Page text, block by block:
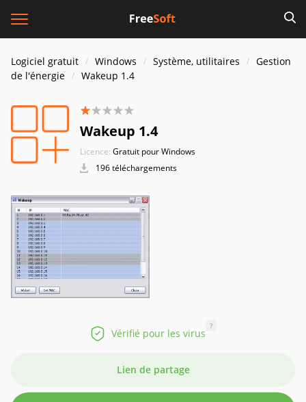
Logiciel gratuit Windows Système, utilitaires
Gestion
de l'énergie
Wakeup 1.4
Wakeup 1.4
Licence: Gratuit pour Windows
196 téléchargements
Vérifié pour les virus
?
Lien de partage